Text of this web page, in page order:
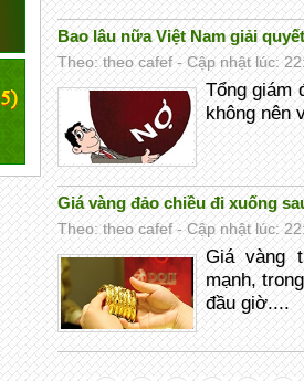
Bao lâu nữa Việt Nam giải
Theo: theo cafef - Cập nhật lúc:
Tổng giám
không nên
Giá vàng đảo chiều đi xuống
Theo: theo cafef - Cập nhật lúc:
Giá vàng
mạnh,
đầu giờ....